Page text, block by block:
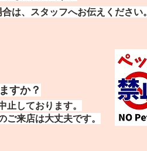
は、スタッフへお伝えください。
すか？
止しております。
ご来店は大丈夫です。